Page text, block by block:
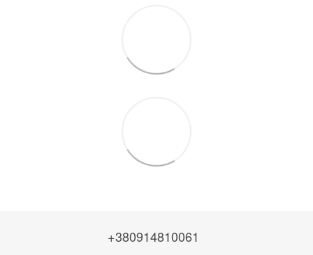
+380914810061